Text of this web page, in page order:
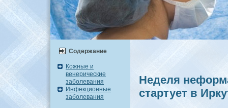
Содержание
Кожные и
венерические
заболевания
Инфекционные
заболевания
Неделя
стартует в